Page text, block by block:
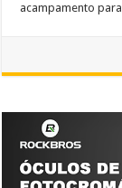
acampamento